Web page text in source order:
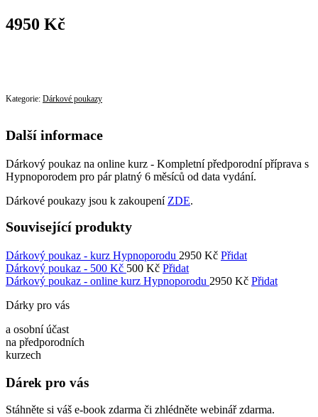
4950 Kč
Kategorie: Dárkové poukazy
Další informace
Dárkový poukaz na online kurz - Kompletní předporodní příprava s
Hypnoporodem pro pár platný 6 měsíců od data vydání.
Dárkové poukazy jsou k zakoupení ZDE.
Související produkty
Dárkový poukaz - kurz Hypnoporodu 2950 Kč Přidat
Dárkový poukaz - 500 Kč 500 Kč Přidat
Dárkový poukaz - online kurz Hypnoporodu 2950 Kč Přidat
Dárky pro vás
a osobní účast
na předporodních
kurzech
Dárek pro vás
Stáhněte si váš e-book zdarma či zhlédněte webinář zdarma.